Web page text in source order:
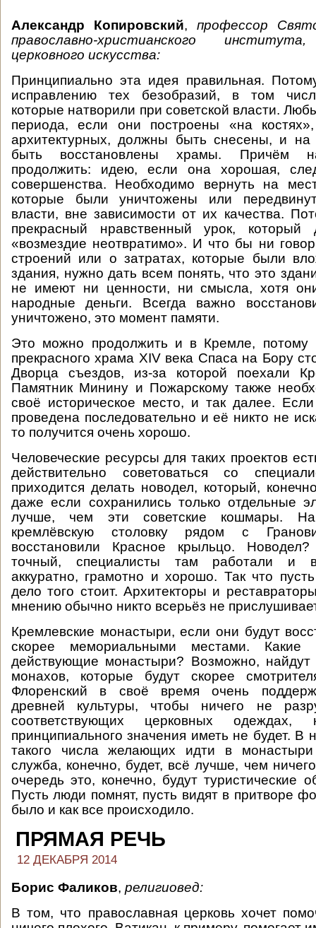
Александр Копировский, профессор
православно-христианского института,
церковного искусства:
Принципиально эта идея правильная.
исправлению тех безобразий, в том
которые натворили при советской власти.
периода, если они построены «на
архитектурных, должны быть снесены, и
быть восстановлены храмы. Причём
продолжить: идею, если она хорошая,
совершенства. Необходимо вернуть на
которые были уничтожены или
власти, вне зависимости от их качества.
прекрасный нравственный урок, который
«возмездие неотвратимо». И что бы ни
строений или о затратах, которые были
здания, нужно дать всем понять, что это
не имеют ни ценности, ни смысла, хотя
народные деньги. Всегда важно
уничтожено, это момент памяти.
Это можно продолжить и в Кремле, потому
прекрасного храма XIV века Спаса на Бору
Дворца съездов, из-за которой поехали
Памятник Минину и Пожарскому также
своё историческое место, и так далее.
проведена последовательно и её никто не
то получится очень хорошо.
Человеческие ресурсы для таких проектов
действительно советоваться со
приходится делать новодел, который,
даже если сохранились только отдельные
лучше, чем эти советские кошмары.
кремлёвскую столовку рядом с
восстановили Красное крыльцо.
точный, специалисты там работали и
аккуратно, грамотно и хорошо. Так что
дело того стоит. Архитекторы и
мнению обычно никто всерьёз не
Кремлевские монастыри, если они будут
скорее мемориальными местами.
действующие монастыри? Возможно, найдут
монахов, которые будут скорее
Флоренский в своё время очень
древней культуры, чтобы ничего не
соответствующих церковных
принципиального значения иметь не будет. В
такого числа желающих идти в
служба, конечно, будет, всё лучше, чем
очередь это, конечно, будут туристические
Пусть люди помнят, пусть видят в притворе
было и как все происходило.
ПРЯМАЯ РЕЧЬ
12 ДЕКАБРЯ 2014
Борис Фаликов, религиовед:
В том, что православная церковь хочет